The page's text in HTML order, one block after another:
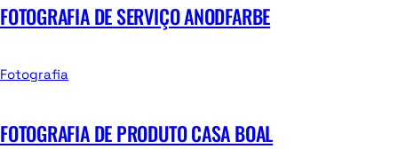
FOTOGRAFIA DE SERVIÇO ANODFARBE
Fotografia
FOTOGRAFIA DE PRODUTO CASA BOAL